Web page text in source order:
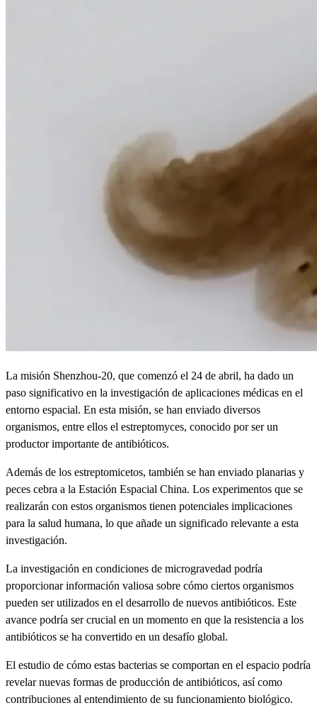
La misión Shenzhou-20, que comenzó el 24 de abril, ha dado un
paso significativo en la investigación de aplicaciones médicas en el
entorno espacial. En esta misión, se han enviado diversos
organismos, entre ellos el estreptomyces, conocido por ser un
productor importante de antibióticos.
Además de los estreptomicetos, también se han enviado planarias y
peces cebra a la Estación Espacial China. Los experimentos que se
realizarán con estos organismos tienen potenciales implicaciones
para la salud humana, lo que añade un significado relevante a esta
investigación.
La investigación en condiciones de microgravedad podría
proporcionar información valiosa sobre cómo ciertos organismos
pueden ser utilizados en el desarrollo de nuevos antibióticos. Este
avance podría ser crucial en un momento en que la resistencia a los
antibióticos se ha convertido en un desafío global.
El estudio de cómo estas bacterias se comportan en el espacio podría
revelar nuevas formas de producción de antibióticos, así como
contribuciones al entendimiento de su funcionamiento biológico.